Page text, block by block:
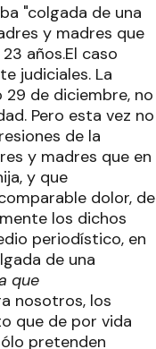
"colgada de una
y madres que
años.El caso
judiciales. La
de diciembre, no
Pero esta vez no
de la
y madres que en
y que
dolor, de
los dichos
periodístico, en
de una
que
nosotros, los
que de por vida
pretenden